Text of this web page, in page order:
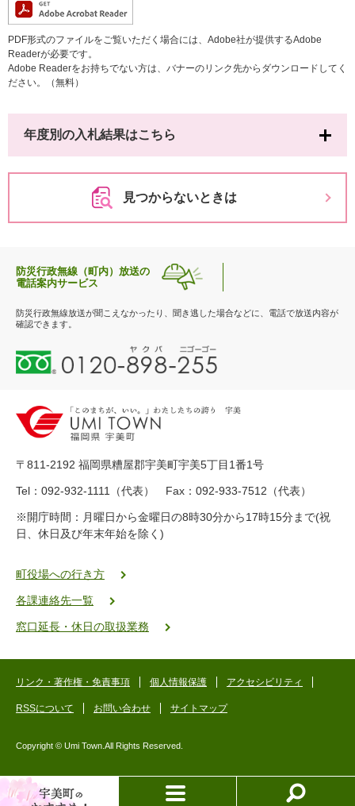
PDF形式のファイルをご覧いただく場合には、Adobe社が提供するAdobe
Readerが必要です。
Adobe Readerをお持ちでない方は、バナーのリンク先からダウンロードしてく
ださい。（無料）
年度別の入札結果はこちら
見つからないときは
防災行政無線（町内）放送の
電話案内サービス
防災行政無線放送が聞こえなかったり、聞き逃した場合などに、電話で放送内容が
確認できます。
0
1
-
8
-
5
5
ク
二
ゴ
〒811-2192 福岡県糟屋郡宇美町宇美5丁目1番1号
Tel：092-932-1111（代表） Fax：092-933-7512（代表）
※開庁時間：月曜日から金曜日の8時30分から17時15分まで(祝
日、休日及び年末年始を除く)
町役場への行き方
各課連絡先一覧
窓口延長・休日の取扱業務
リンク・著作権・免責事項 個人情報保護 アクセシビリティ
RSSについて お問い合わせ サイトマップ
Copyright © Umi Town.All Rights Reserved.